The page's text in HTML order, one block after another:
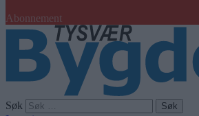
Abonnement
Søk